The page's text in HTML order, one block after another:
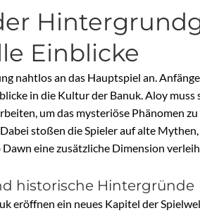
Einblicke
nahtlos an das Hauptspiel an.
in die Kultur der Banuk. Aloy muss
um das mysteriöse Phänomen
stoßen die Spieler auf alte
eine zusätzliche Dimension
historische Hintergründe
eröffnen ein neues Kapitel der